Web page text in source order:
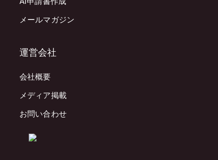
メールマガジン
運営会社
会社概要
メディア掲載
お問い合わせ